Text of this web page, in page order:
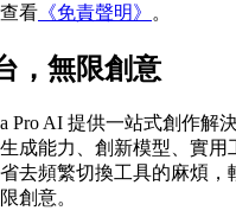
看 《免責聲明》 。
，無限創意
Pro AI 提供一站式創作解
成能力、創新模型、實用
去頻繁切換工具的麻煩，
創意。